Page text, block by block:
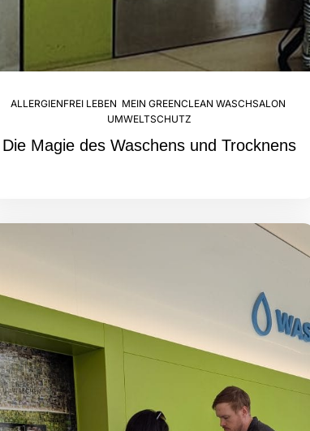
ALLERGIENFREI LEBEN MEIN GREENCLEAN WASCHSALON
UMWELTSCHUTZ
Die Magie des Waschens und Trocknens